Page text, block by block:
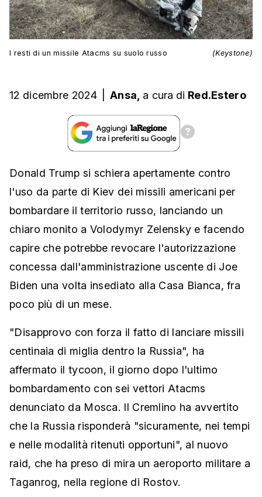
I resti di un missile Atacms su suolo russo (Keystone)
12 dicembre 2024 Ansa, a cura di Red.Estero
Donald Trump si schiera apertamente contro
l'uso da parte di Kiev dei missili americani per
bombardare il territorio russo, lanciando un
chiaro monito a Volodymyr Zelensky e facendo
capire che potrebbe revocare l'autorizzazione
concessa dall'amministrazione uscente di Joe
Biden una volta insediato alla Casa Bianca, fra
poco più di un mese.
"Disapprovo con forza il fatto di lanciare missili
centinaia di miglia dentro la Russia", ha
affermato il tycoon, il giorno dopo l'ultimo
bombardamento con sei vettori Atacms
denunciato da Mosca. Il Cremlino ha avvertito
che la Russia risponderà "sicuramente, nei tempi
e nelle modalità ritenuti opportuni", al nuovo
raid, che ha preso di mira un aeroporto militare a
Taganrog, nella regione di Rostov.